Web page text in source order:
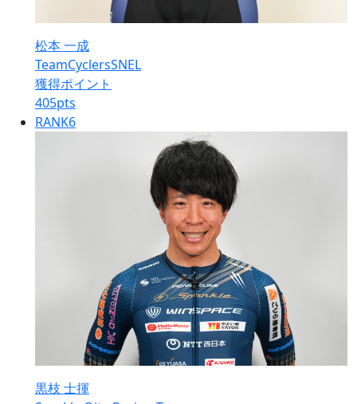
松本 一成
TeamCyclersSNEL
獲得ポイント
405pts
RANK6
黒枝 士揮